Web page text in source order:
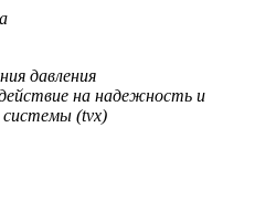
давления
на надежность и
системы (tvx)